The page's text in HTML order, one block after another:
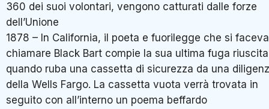
360 dei suoi volontari, vengono catturati dalle forze
dell’Unione
1878 – In California, il poeta e fuorilegge che si faceva
chiamare Black Bart compie la sua ultima fuga
quando ruba una cassetta di sicurezza da una
della Wells Fargo. La cassetta vuota verrà trovata in
seguito con all’interno un poema beffardo